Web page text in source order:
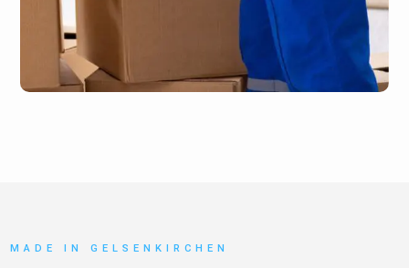
MADE IN GELSENKIRCHEN